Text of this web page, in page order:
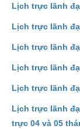
Lịch trực lãnh
Lịch trực lãnh
Lịch trực lãnh
Lịch trực lãnh
Lịch trực lãnh
Lịch trực lãnh
trực 04 và 05